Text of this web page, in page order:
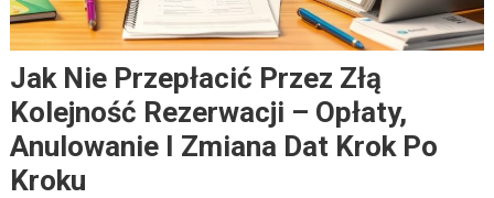
Jak Nie Przepłacić Przez Złą
Kolejność Rezerwacji – Opłaty,
Anulowanie I Zmiana Dat Krok Po
Kroku